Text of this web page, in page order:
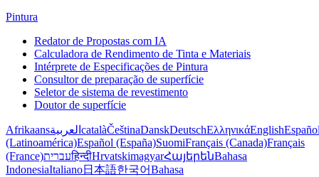
Pintura
Redator de Propostas com IA
Calculadora de Rendimento de Tinta e Materiais
Intérprete de Especificações de Pintura
Consultor de preparação de superfície
Seletor de sistema de revestimento
Doutor de superfície
Afrikaansالعربية catalàČeštinaDanskDeutschΕλληνικάEnglish
(Latinoamérica)Español (España)SuomiFrançais (Canada)Français
(France)עבריתहिन्दीHrvatskimagyarՀայերենBahasa
IndonesiaItaliano日本語한국어Bahasa